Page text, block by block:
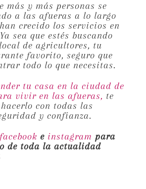
más y más personas se
a las afueras a lo largo
crecido los servicios en
sea que estés buscando
de agricultores, tu
favorito, seguro que
todo lo que necesitas.
tu casa en la ciudad de
vivir en las afueras, te
con todas las
y confianza.
facebook e instagram para
de toda la actualidad